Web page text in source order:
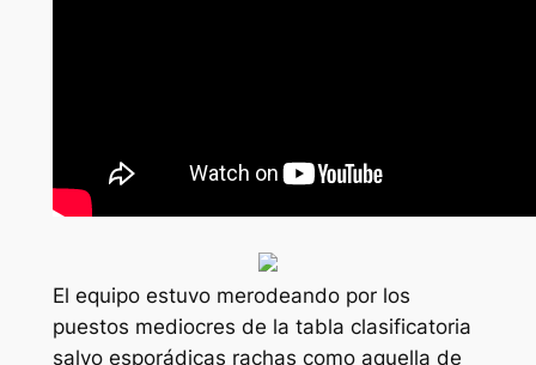
El equipo estuvo merodeando por los
puestos mediocres de la tabla clasificatoria
salvo esporádicas rachas como aquella de